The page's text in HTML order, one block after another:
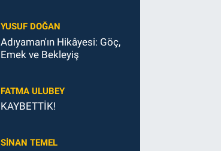
YUSUF DOĞAN
Adıyaman'ın Hikâyesi: Göç,
Emek ve Bekleyiş
FATMA ULUBEY
KAYBETTİK!
SINAN TEMEL